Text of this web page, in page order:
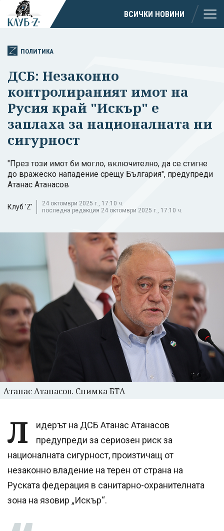
ВСИЧКИ НОВИНИ
ПОЛИТИКА
ДСБ: Незаконно
контролираният имот на
Русия край "Искър" е
заплаха за националната ни
сигурност
"През този имот би могло, включително, да се стигне
до вражеско нападение срещу България", предупреди
Атанас Атанасов
Клуб 'Z'
24 октомври 2025 г., 17:10 ч.
последна редакция 24 октомври 2025 г., 17:10 ч.
Атанас Атанасов. Снимка БТА
Л
идерът на ДСБ Атанас Атанасов
предупреди за сериозен риск за
националната сигурност, произтичащ от
незаконно владение на терен от страна на
Руската федерация в санитарно-охранителната
зона на язовир „Искър“.